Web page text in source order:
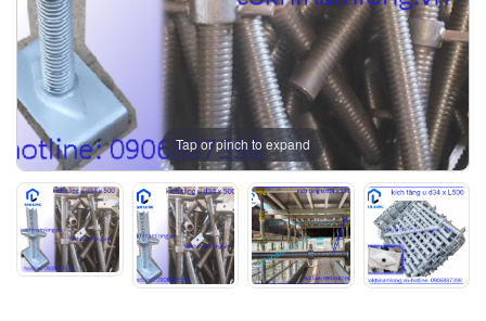
Tap or pinch to expand